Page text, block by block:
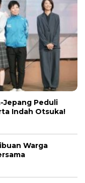
Jepang Peduli
Indah Otsuka!
Warga